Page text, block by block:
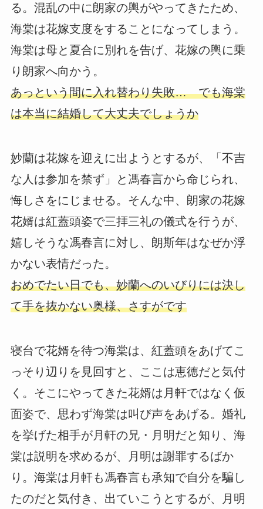
る。混乱の中に朗家の輿がやってきたため、
海棠は花嫁支度をすることになってしまう。
海棠は母と夏合に別れを告げ、花嫁の輿に乗
り朗家へ向かう。
あっという間に入れ替わり失敗… でも海棠
は本当に結婚して大丈夫でしょうか
妙蘭は花嫁を迎えに出ようとするが、「不吉
な人は参加を禁ず」と馮春言から命じられ、
悔しさをにじませる。そんな中、朗家の花嫁
花婿は紅蓋頭姿で三拝三礼の儀式を行うが、
嬉しそうな馮春言に対し、朗斯年はなぜか浮
かない表情だった。
おめでたい日でも、妙蘭へのいびりには決し
て手を抜かない奥様、さすがです
寝台で花婿を待つ海棠は、紅蓋頭をあげてこ
っそり辺りを見回すと、ここは恵徳だと気付
く。そこにやってきた花婿は月軒ではなく仮
面姿で、思わず海棠は叫び声をあげる。婚礼
を挙げた相手が月軒の兄・月明だと知り、海
棠は説明を求めるが、月明は謝罪するばか
り。海棠は月軒も馮春言も承知で自分を騙し
たのだと気付き、出ていこうとするが、月明